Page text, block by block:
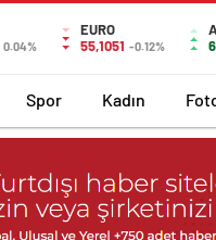
0.04%
EURO
55,1051 -0.12%
Spor Kadın